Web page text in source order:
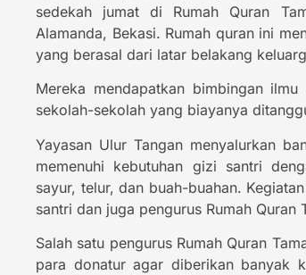
sedekah jumat di Rumah Quran
Alamanda, Bekasi. Rumah quran ini
yang berasal dari latar belakang
Mereka mendapatkan bimbingan
sekolah-sekolah yang biayanya
Yayasan Ulur Tangan menyalurkan
memenuhi kebutuhan gizi santri
sayur, telur, dan buah-buahan.
santri dan juga pengurus Rumah Quran
Salah satu pengurus Rumah Quran
para donatur agar diberikan banyak